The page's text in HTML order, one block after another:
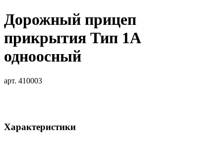
Дорожный прицеп
прикрытия Тип 1А
одноосный
арт. 410003
Характеристики